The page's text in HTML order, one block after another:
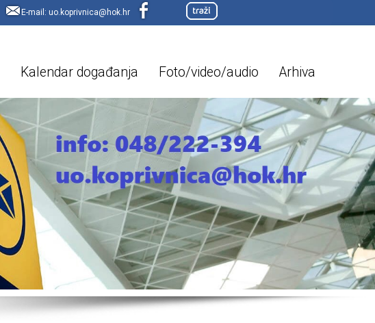
E-mail: uo.koprivnica@hok.hr
Kalendar događanja Foto/video/audio Arhiva